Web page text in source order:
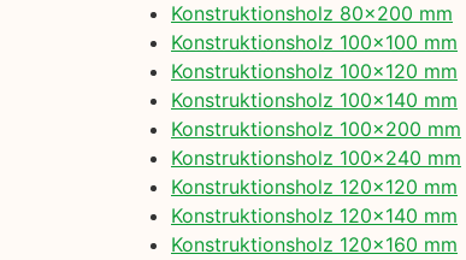
Konstruktionsholz 80×200 mm
Konstruktionsholz 100×100 mm
Konstruktionsholz 100×120 mm
Konstruktionsholz 100×140 mm
Konstruktionsholz 100×200 mm
Konstruktionsholz 100×240 mm
Konstruktionsholz 120×120 mm
Konstruktionsholz 120×140 mm
Konstruktionsholz 120×160 mm